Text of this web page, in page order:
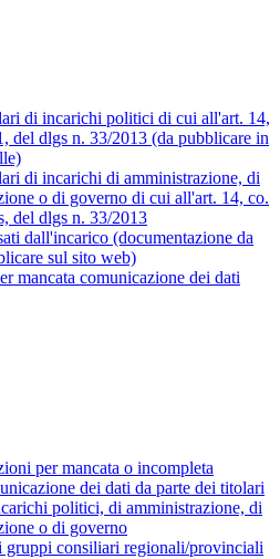
di incarichi politici di cui all'art. 14,
del dlgs n. 33/2013 (da pubblicare in
di incarichi di amministrazione, di
o di governo di cui all'art. 14, co.
del dlgs n. 33/2013
dall'incarico (documentazione da
sul sito web)
mancata comunicazione dei dati
per mancata o incompleta
dei dati da parte dei titolari
politici, di amministrazione, di
o di governo
gruppi consiliari regionali/provinciali